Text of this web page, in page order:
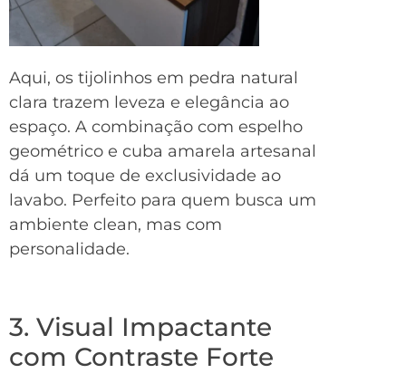
Aqui, os tijolinhos em pedra natural
clara trazem leveza e elegância ao
espaço. A combinação com espelho
geométrico e cuba amarela artesanal
dá um toque de exclusividade ao
lavabo. Perfeito para quem busca um
ambiente clean, mas com
personalidade.
3. Visual Impactante
com Contraste Forte